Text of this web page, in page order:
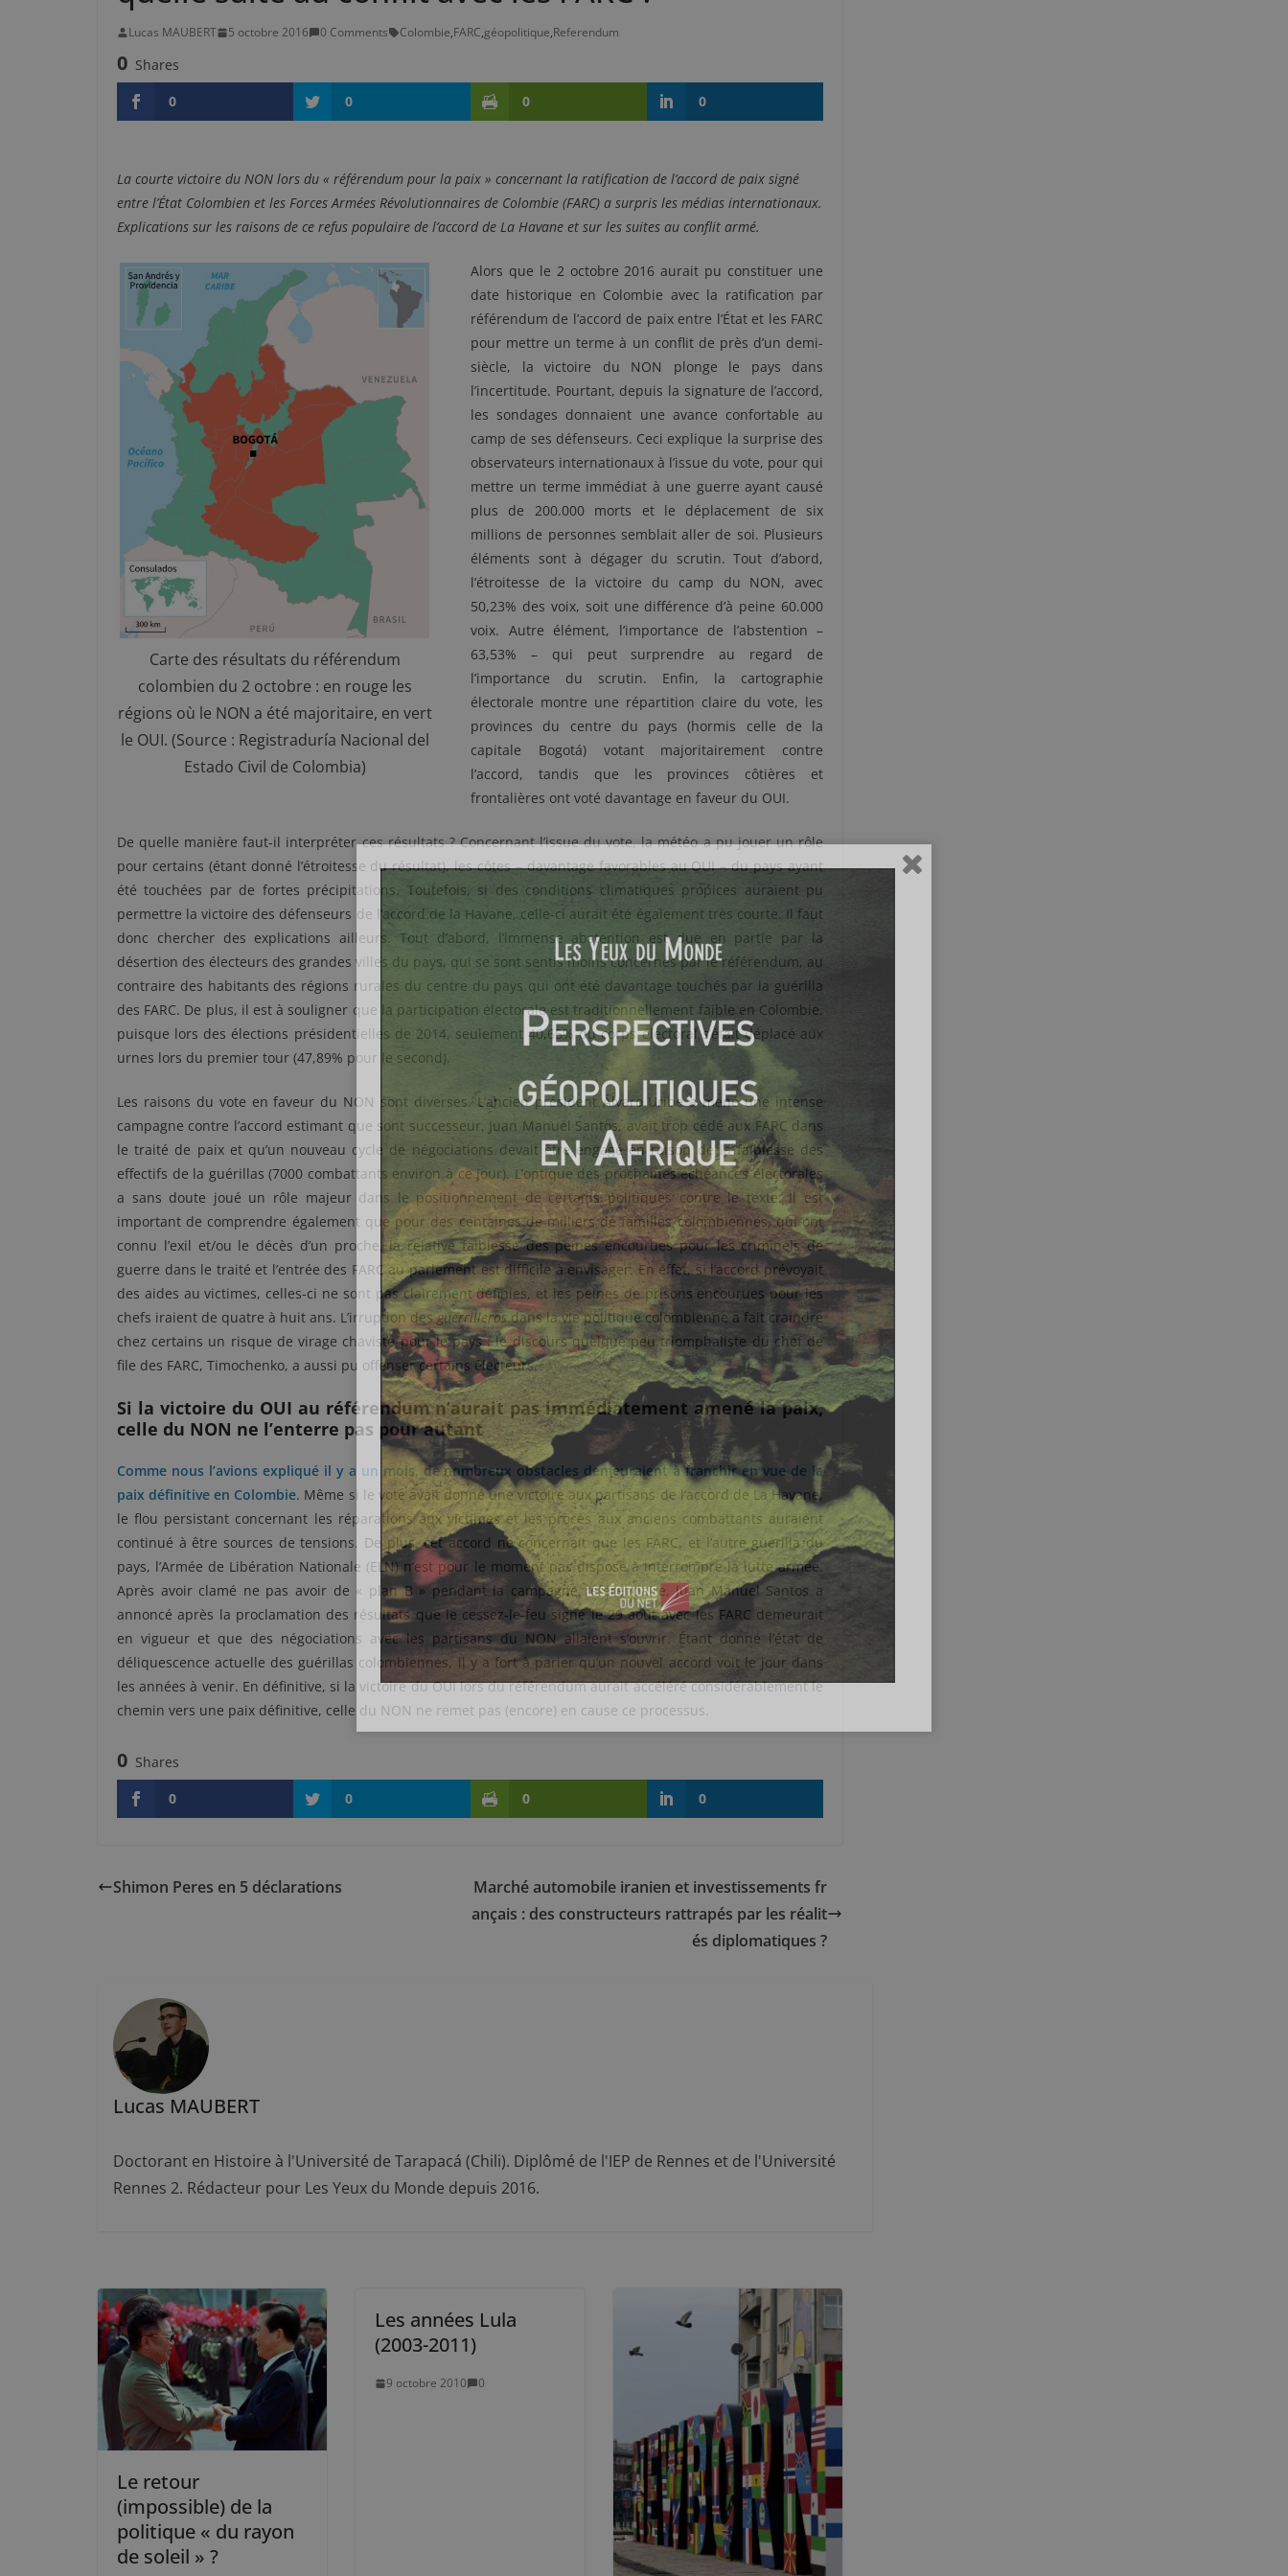
Lucas MAUBERT 5 octobre 2016 0 Comments Colombie,FARC,géopolitique,Referendum
0 Shares
0
0 0 0
La courte victoire du NON lors du « référendum pour la paix » concernant la ratification de l’accord de paix signé
entre l’État Colombien et les Forces Armées Révolutionnaires de Colombie (FARC) a surpris les médias internationaux.
Explications sur les raisons de ce refus populaire de l’accord de La Havane et sur les suites au conflit armé.
Carte des résultats du référendum
colombien du 2 octobre : en rouge les
régions où le NON a été majoritaire, en vert
le OUI. (Source : Registraduría Nacional del
Estado Civil de Colombia)
Alors que le 2 octobre 2016 aurait pu constituer une
date historique en Colombie avec la ratification par
référendum de l’accord de paix entre l’État et les FARC
pour mettre un terme à un conflit de près d’un demi-
siècle, la victoire du NON plonge le pays dans
l’incertitude. Pourtant, depuis la signature de l’accord,
les sondages donnaient une avance confortable au
camp de ses défenseurs. Ceci explique la surprise des
observateurs internationaux à l’issue du vote, pour qui
mettre un terme immédiat à une guerre ayant causé
plus de 200.000 morts et le déplacement de six
millions de personnes semblait aller de soi. Plusieurs
éléments sont à dégager du scrutin. Tout d’abord,
l’étroitesse de la victoire du camp du NON, avec
50,23% des voix, soit une différence d’à peine 60.000
voix. Autre élément, l’importance de l’abstention –
63,53% – qui peut surprendre au regard de
l’importance du scrutin. Enfin, la cartographie
électorale montre une répartition claire du vote, les
provinces du centre du pays (hormis celle de la
capitale Bogotá) votant majoritairement contre
l’accord, tandis que les provinces côtières et
frontalières ont voté davantage en faveur du OUI.
De quelle manière faut-il interpréter ces résultats ? Concernant l’issue du vote, la météo a pu jouer un rôle
pour certains (étant donné l’étroitesse du résultat), les côtes – davantage favorables au OUI – du pays ayant
été touchées par de fortes précipitations. Toutefois, si des conditions climatiques propices auraient pu
permettre la victoire des défenseurs de l’accord de la Havane, celle-ci aurait été également très courte. Il faut
donc chercher des explications ailleurs. Tout d’abord, l’immense abstention est due en partie par la
désertion des électeurs des grandes villes du pays, qui se sont sentis moins concernés par le référendum, au
contraire des habitants des régions rurales du centre du pays qui ont été davantage touchés par la guérilla
des FARC. De plus, il est à souligner que la participation électorale est traditionnellement faible en Colombie,
puisque lors des élections présidentielles de 2014, seulement 40,65% du corps électoral s’était déplacé aux
urnes lors du premier tour (47,89% pour le second).
Les raisons du vote en faveur du NON sont diverses. L’ancien président Álvaro Uribe a mené une intense
campagne contre l’accord estimant que sont successeur, Juan Manuel Santos, avait trop cédé aux FARC dans
le traité de paix et qu’un nouveau cycle de négociations devait être engagé en raison de la faiblesse des
effectifs de la guérillas (7000 combattants environ à ce jour). L’optique des prochaines échéances électorales
a sans doute joué un rôle majeur dans le positionnement de certains politiques contre le texte. Il est
important de comprendre également que pour des centaines de milliers de familles colombiennes, qui ont
connu l’exil et/ou le décès d’un proche, la relative faiblesse des peines encourues pour les criminels de
guerre dans le traité et l’entrée des FARC au parlement est difficile à envisager. En effet, si l’accord prévoyait
des aides au victimes, celles-ci ne sont pas clairement définies, et les peines de prisons encourues pour les
chefs iraient de quatre à huit ans. L’irruption desguerrillerosdans la vie politique colombienne a fait craindre
chez certains un risque de virage chaviste pour le pays : le discours quelque peu triomphaliste du chef de
file des FARC, Timochenko, a aussi pu offenser certains électeurs.
Si la victoire du OUI au référendum n’aurait pas immédiatement amené la paix,
celle du NON ne l’enterre pas pour autant
Comme nous l’avions expliqué il y a un mois, de nombreux obstacles demeuraient à franchir en vue de la
paix définitive en Colombie. Même si le vote avait donné une victoire aux partisans de l’accord de La Havane,
le flou persistant concernant les réparations aux victimes et les procès aux anciens combattants auraient
continué à être sources de tensions. De plus, cet accord ne concernait que les FARC, et l’autre guérilla du
pays, l’Armée de Libération Nationale (ELN) n’est pour le moment pas disposé à interrompre la lutte armée.
Après avoir clamé ne pas avoir de « plan B » pendant la campagne référendaire, Juan Manuel Santos a
annoncé après la proclamation des résultats que le cessez-le-feu signé le 29 août avec les FARC demeurait
en vigueur et que des négociations avec les partisans du NON allaient s’ouvrir. Étant donné l’état de
déliquescence actuelle des guérillas colombiennes, il y a fort à parier qu’un nouvel accord voit le jour dans
les années à venir. En définitive, si la victoire du OUI lors du référendum aurait accéléré considérablement le
chemin vers une paix définitive, celle du NON ne remet pas (encore) en cause ce processus.
0 Shares
0
0 0 0
Shimon Peres en 5 déclarations
Marché automobile iranien et investissements fr
ançais : des constructeurs rattrapés par les réalit
és diplomatiques ?
Lucas MAUBERT
Doctorant en Histoire à l'Université de Tarapacá (Chili). Diplômé de l'IEP de Rennes et de l'Université
Rennes 2. Rédacteur pour Les Yeux du Monde depuis 2016.
Le retour
(impossible) de la
politique « du rayon
de soleil » ?
Les années Lula
(2003-2011)
9 octobre 2010 0